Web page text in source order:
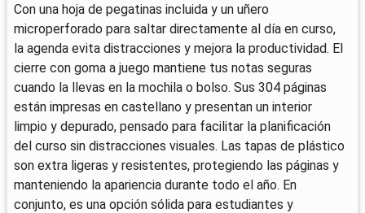
Con una hoja de pegatinas incluida y un uñero
microperforado para saltar directamente al día en curso,
la agenda evita distracciones y mejora la productividad. El
cierre con goma a juego mantiene tus notas seguras
cuando la llevas en la mochila o bolso. Sus 304 páginas
están impresas en castellano y presentan un interior
limpio y depurado, pensado para facilitar la planificación
del curso sin distracciones visuales. Las tapas de plástico
son extra ligeras y resistentes, protegiendo las páginas y
manteniendo la apariencia durante todo el año. En
conjunto, es una opción sólida para estudiantes y